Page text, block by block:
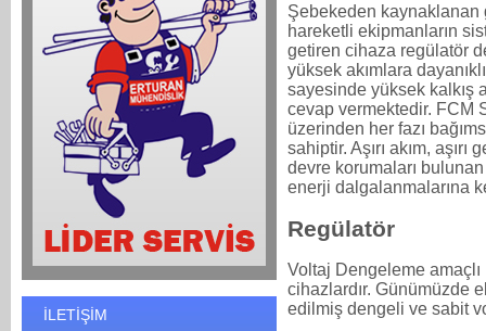
İLETİŞİM
Şebekeden kaynaklanan
hareketli ekipmanların
getiren cihaza regülatör
yüksek akımlara
sayesinde yüksek kalkış
cevap vermektedir. FCM
üzerinden her fazı
sahiptir. Aşırı akım, aşırı
devre korumaları
enerji dalgalanmalarına
Regülatör
Voltaj Dengeleme
cihazlardır. Günümüzde
edilmiş dengeli ve sabit